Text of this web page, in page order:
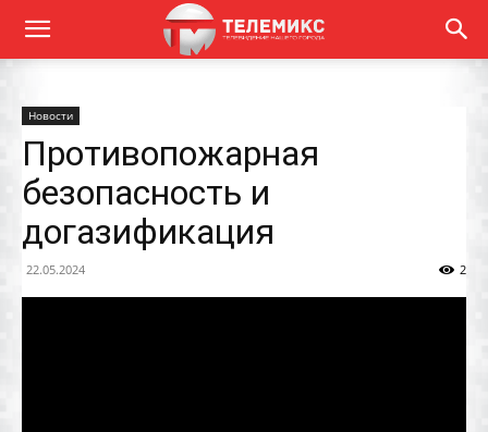
Новости
Противопожарная
безопасность и
догазификация
22.05.2024 2